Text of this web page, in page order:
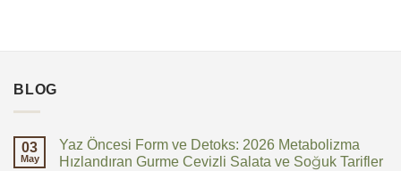
BLOG
03
May
Yaz Öncesi Form ve Detoks: 2026 Metabolizma
Hızlandıran Gurme Cevizli Salata ve Soğuk Tarifler